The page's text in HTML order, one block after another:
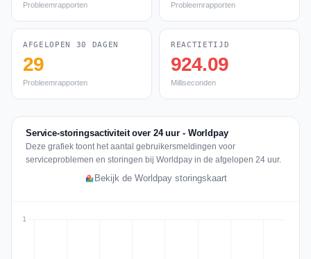
Probleemrapporten Probleemrapporten
AFGELOPEN 30 DAGEN
29
Probleemrapporten
REACTIETIJD
924.09
Milliseconden
Service-storingsactiviteit over 24 uur - Worldpay
Deze grafiek toont het aantal gebruikersmeldingen voor
serviceproblemen en storingen bij Worldpay in de afgelopen 24 uur.
Bekijk de Worldpay storingskaart